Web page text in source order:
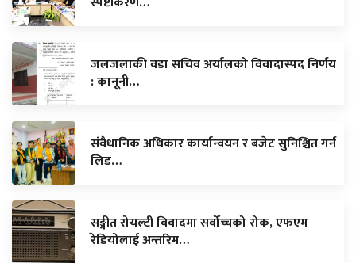
जलजलाकी वडा सचिव अर्यालको विवादास्पद निर्णय
: कानूनी…
संवैधानिक अधिकार कार्यान्वयन र बजेट सुनिश्चित गर्न
लिड…
सङ्गीत रोयल्टी विवादमा सर्वोच्चको रोक, एफएम
रेडियोलाई अन्तरिम…